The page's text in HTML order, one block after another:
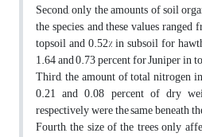
Second, only the amounts of soil
the species, and these values
topsoil and 0.52% in subsoil for
1.64 and 0.73 percent for Juniper in
Third, the amount of total nitrogen
0.21 and 0.08 percent of dry
respectively were the same beneath
Fourth, the size of the trees only